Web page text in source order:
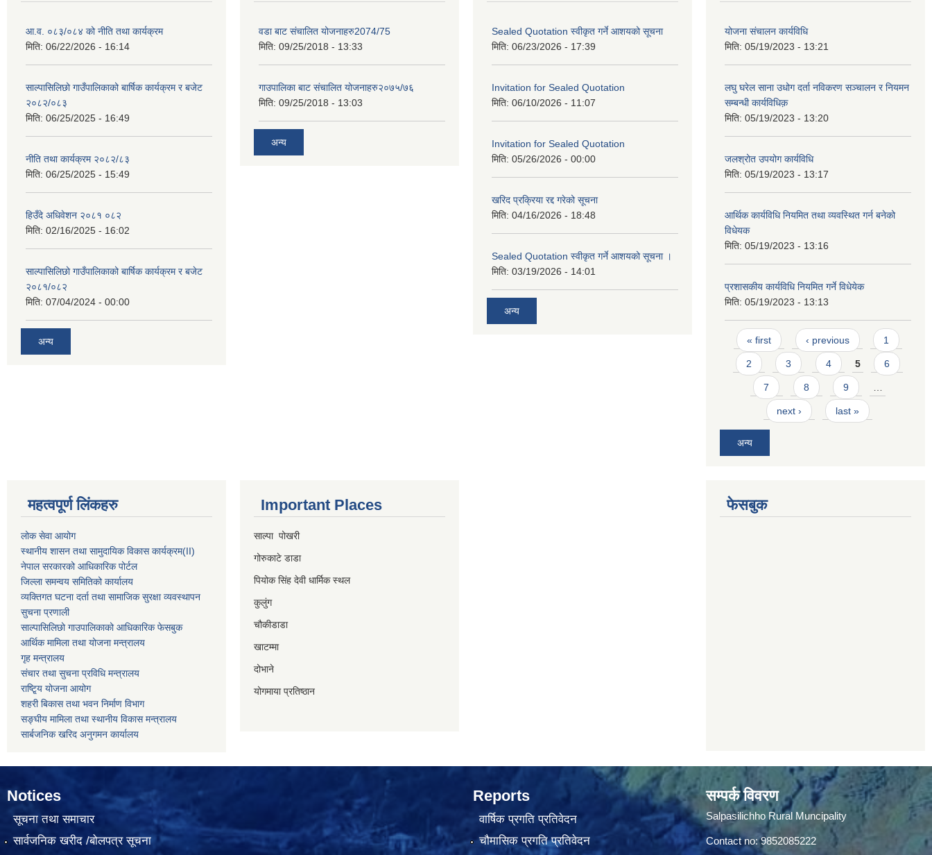
आ.व. ०८३/०८४ को नीति तथा कार्यक्रम
मिति: 06/22/2026 - 16:14
साल्पासिलिछो गाउँपालिकाको बार्षिक कार्यक्रम र बजेट
२०८२/०८३
मिति: 06/25/2025 - 16:49
नीति तथा कार्यक्रम २०८२/८३
मिति: 06/25/2025 - 15:49
हिउँदे अधिवेशन २०८१ ०८२
मिति: 02/16/2025 - 16:02
साल्पासिलिछो गाउँपालिकाको बार्षिक कार्यक्रम र बजेट
२०८१/०८२
मिति: 07/04/2024 - 00:00
अन्य
वडा बाट संचालित योजनाहरु2074/75
मिति: 09/25/2018 - 13:33
गाउपालिका बाट संचालित योजनाहरु२०७५/७६
मिति: 09/25/2018 - 13:03
अन्य
Sealed Quotation स्वीकृत गर्ने आशयको सूचना
मिति: 06/23/2026 - 17:39
Invitation for Sealed Quotation
मिति: 06/10/2026 - 11:07
Invitation for Sealed Quotation
मिति: 05/26/2026 - 00:00
खरिद प्रक्रिया रद्द गरेको सूचना
मिति: 04/16/2026 - 18:48
Sealed Quotation स्वीकृत गर्ने आशयको सूचना ।
मिति: 03/19/2026 - 14:01
अन्य
योजना संचालन कार्यविधि
मिति: 05/19/2023 - 13:21
लघु घरेल साना उधोग दर्ता नविकरण सञ्चालन र नियमन
सम्बन्धी कार्यविधिक़
मिति: 05/19/2023 - 13:20
जलश्रोत उपयोग कार्यविधि
मिति: 05/19/2023 - 13:17
आर्थिक कार्यविधि नियमित तथा व्यवस्थित गर्न बनेको
विधेयक
मिति: 05/19/2023 - 13:16
प्रशासकीय कार्यविधि नियमित गर्ने विधेयेक
मिति: 05/19/2023 - 13:13
Pages
« first ‹ previous 1
2 3 4 5 6
7 8 9
next › last »
अन्य
महत्वपूर्ण लिंकहरु
लोक सेवा आयोग
स्थानीय शासन तथा सामुदायिक विकास कार्यक्रम(II)
नेपाल सरकारको आधिकारिक पोर्टल
जिल्ला समन्वय समितिको कार्यालय
व्यक्तिगत घटना दर्ता तथा सामाजिक सुरक्षा व्यवस्थापन
सुचना प्रणाली
साल्पासिलिछो गाउपालिकाको आधिकारिक फेसबुक
आर्थिक मामिला तथा योजना मन्त्रालय
गृह मन्त्रालय
संचार तथा सुचना प्रविधि मन्त्रालय
राष्टि्ृय योजना आयोग
शहरी बिकास तथा भवन निर्माण विभाग
सङ्घीय मामिला तथा स्थानीय विकास मन्त्रालय
सार्बजनिक खरिद अनुगमन कार्यालय
Important Places
साल्पा पोखरी
गोरुकाटे डाडा
पियोक सिंह देवी धार्मिक स्थल
कुलुंग
चौकीडाडा
खाटम्मा
दोभाने
योगमाया प्रतिष्ठान
फेसबुक
Notices
सूचना तथा समाचार
सार्वजनिक खरीद /बोलपत्र सूचना
Reports
वार्षिक प्रगति प्रतिवेदन
चौमासिक प्रगति प्रतिवेदन
सम्पर्क विवरण
Salpasilichho Rural Muncipality
Contact no: 9852085222